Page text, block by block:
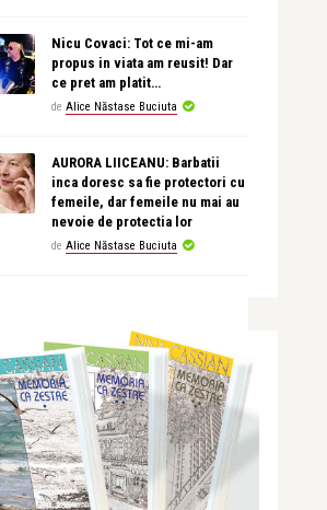
Nicu Covaci: Tot ce mi-am
propus in viata am reusit! Dar
ce pret am platit…
de Alice Năstase Buciuta
AURORA LIICEANU: Barbatii
inca doresc sa fie protectori cu
femeile, dar femeile nu mai au
nevoie de protectia lor
de Alice Năstase Buciuta